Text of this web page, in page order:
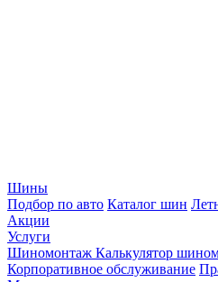
Шины
Подбор по авто Каталог шин
Акции
Услуги
Шиномонтаж Калькулятор
Корпоративное обслуживание